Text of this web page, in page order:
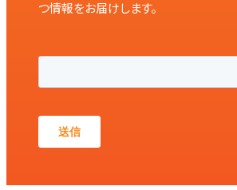
つ情報をお届けします。